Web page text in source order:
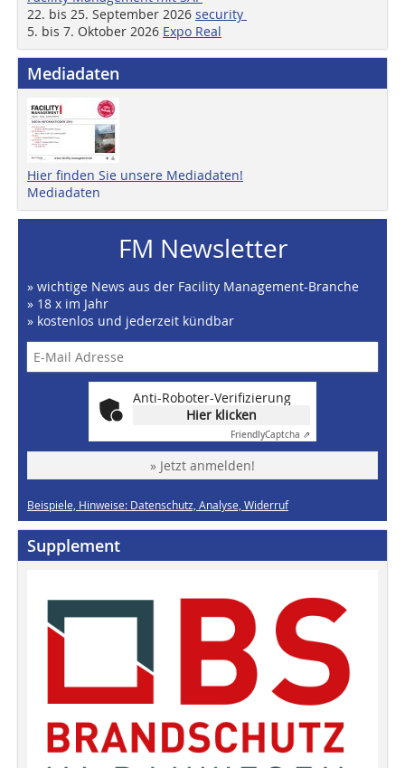
22. bis 25. September 2026 security
5. bis 7. Oktober 2026 Expo Real
Mediadaten
Hier finden Sie unsere Mediadaten!
Mediadaten
FM Newsletter
» wichtige News aus der Facility Management-Branche
» 18 x im Jahr
» kostenlos und jederzeit kündbar
Anti-Roboter-Verifizierung
Hier klicken
FriendlyCaptcha ⇗
» Jetzt anmelden!
Beispiele, Hinweise: Datenschutz, Analyse, Widerruf
Supplement